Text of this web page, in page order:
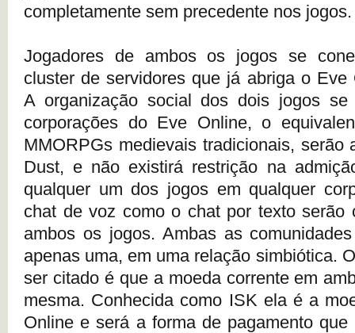
completamente sem precedente nos jogos.
Jogadores de ambos os jogos se
cluster de servidores que já abriga o Eve
A organização social dos dois jogos se
corporações do Eve Online, o
MMORPGs medievais tradicionais, serão
Dust, e não existirá restrição na
qualquer um dos jogos em qualquer
chat de voz como o chat por texto serão
ambos os jogos. Ambas as
apenas uma, em uma relação simbiótica.
ser citado é que a moeda corrente em
mesma. Conhecida como ISK ela é a
Online e será a forma de pagamento